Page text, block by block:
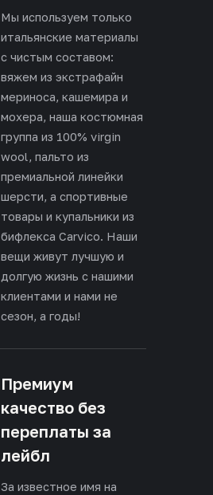
Мы используем только
итальянские материалы
с чистым составом:
вяжем из экстрафайн
мериноса, кашемира и
мохера, наша костюмная
группа из 100% virgin
wool, пальто из
премиальной линейки
шерсти, а спортивные
товары и купальники из
бифлекса Carvico. Наши
вещи живут лучшую и
долгую жизнь с нашими
клиентами и нами не
сезон, а годы!
Премиум
качество без
переплаты за
лейбл
За известное имя на